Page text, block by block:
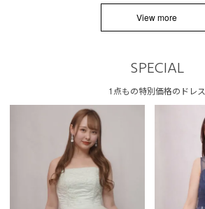
View more
SPECIAL
1点もの特別価格のドレス